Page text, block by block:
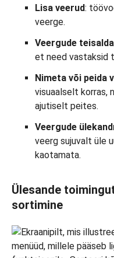
Lisa veerud:
veerge.
Veergude
et need vastaksid
Nimeta või peida
visuaalselt korras,
ajutiselt peites.
Veergude
veerg sujuvalt üle
kaotamata.
Ülesande
sortimine